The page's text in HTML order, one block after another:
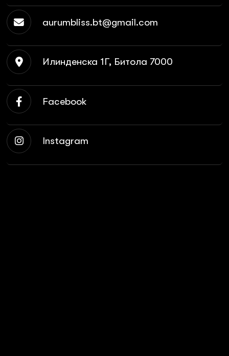
aurumbliss.bt@gmail.com
Илинденска 1Г, Битола 7000
Facebook
Instagram